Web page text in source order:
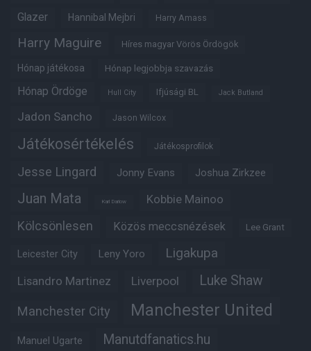
Glazer Hannibal Mejbri Harry Amass
Harry Maguire Híres magyar Vörös Ördögök
Hónap játékosa Hónap legjobbja szavazás
Hónap Ördöge Hull City Ifjúsági BL Jack Butland
Jadon Sancho Jason Wilcox
Játékosértékelés Játékosprofilok
Jesse Lingard Jonny Evans Joshua Zirkzee
Juan Mata Karl Darlow Kobbie Mainoo
Kölcsönlesen Közös meccsnézések Lee Grant
Leicester City Leny Yoro Ligakupa
Lisandro Martinez Liverpool Luke Shaw
Manchester City Manchester United
Manuel Ugarte Manutdfanatics.hu